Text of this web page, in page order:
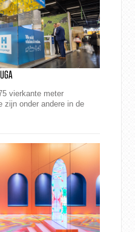
vierkante meter
zijn onder andere in de